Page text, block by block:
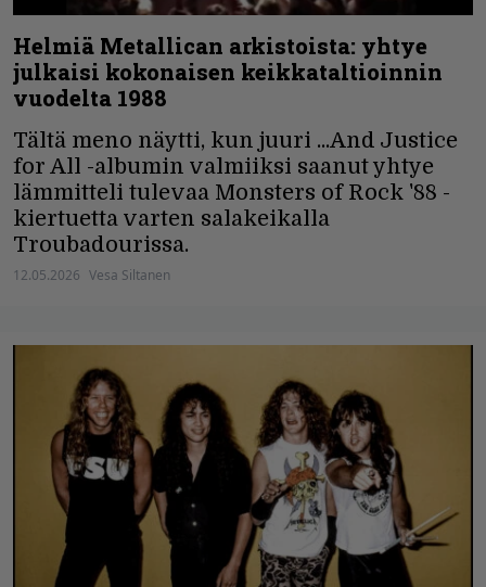
Helmiä Metallican arkistoista: yhtye
julkaisi kokonaisen keikkataltioinnin
vuodelta 1988
Tältä meno näytti, kun juuri ...And Justice
for All -albumin valmiiksi saanut yhtye
lämmitteli tulevaa Monsters of Rock '88 -
kiertuetta varten salakeikalla
Troubadourissa.
12.05.2026 Vesa Siltanen